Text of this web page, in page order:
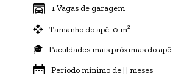
1 Vagas de garagem
Tamanho do apê: 0 m²
Faculdades mais próximas do apê:
Periodo mínimo de [] meses